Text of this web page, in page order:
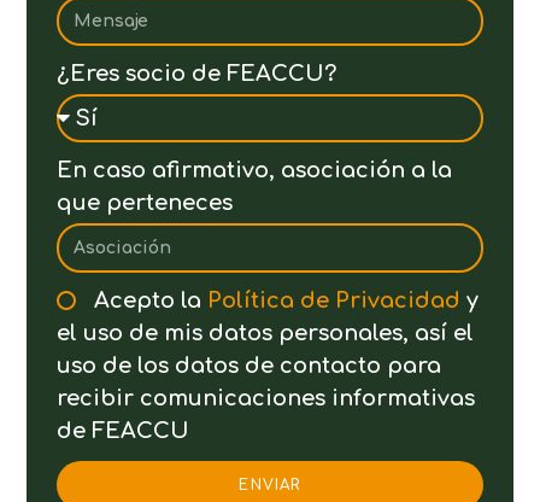
¿Eres socio de FEACCU?
En caso afirmativo, asociación a la
que perteneces
Acepto la Política de Privacidad y
el uso de mis datos personales, así el
uso de los datos de contacto para
recibir comunicaciones informativas
de FEACCU
ENVIAR